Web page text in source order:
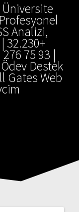
Üniversite
Analizi,
32.230+
276 75 93 |
Destek
Gates Web